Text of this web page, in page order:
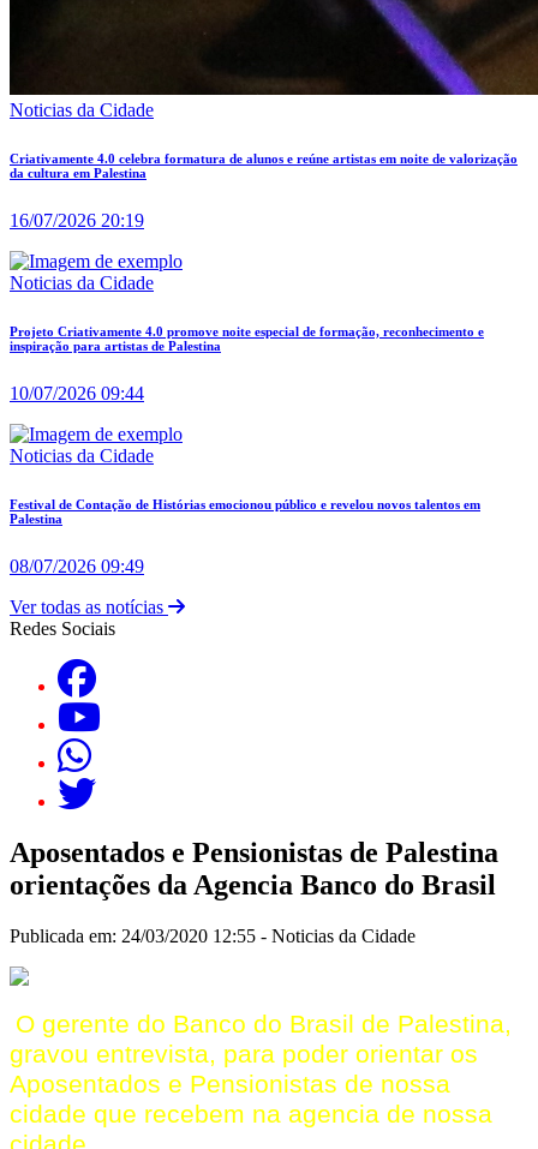
Noticias da Cidade
Criativamente 4.0 celebra formatura de alunos e reúne artistas em noite de valorização
da cultura em Palestina
16/07/2026 20:19
Noticias da Cidade
Projeto Criativamente 4.0 promove noite especial de formação, reconhecimento e
inspiração para artistas de Palestina
10/07/2026 09:44
Noticias da Cidade
Festival de Contação de Histórias emocionou público e revelou novos talentos em
Palestina
08/07/2026 09:49
Ver todas as notícias
Redes Sociais
Aposentados e Pensionistas de Palestina
orientações da Agencia Banco do Brasil
Publicada em: 24/03/2020 12:55 - Noticias da Cidade
O gerente do Banco do Brasil de Palestina,
gravou entrevista, para poder orientar os
Aposentados e Pensionistas de nossa
cidade que recebem na agencia de nossa